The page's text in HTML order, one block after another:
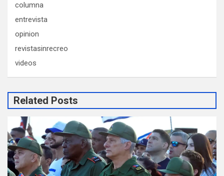
columna
entrevista
opinion
revistasinrecreo
videos
Related Posts